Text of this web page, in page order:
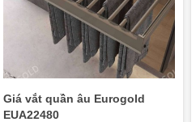
Giá vắt quần âu Eurogold
EUA22480